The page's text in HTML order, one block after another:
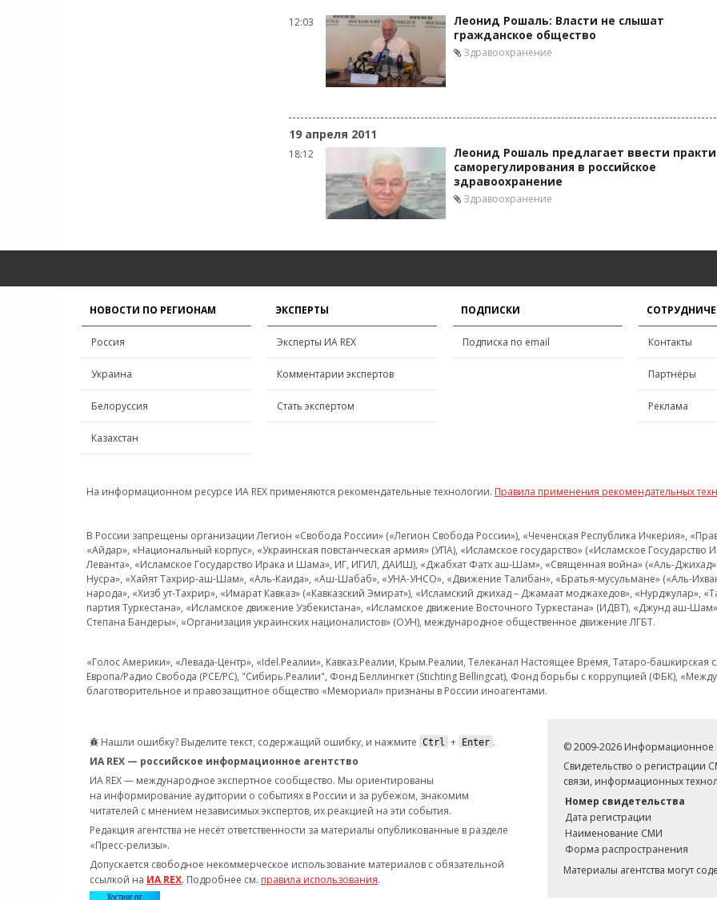
12:03
Леонид Рошаль: Власти не слышат
гражданское общество
Здравоохранение
19 апреля 2011
18:12
Леонид Рошаль предлагает ввести
саморегулирования в российское
здравоохранение
Здравоохранение
НОВОСТИ ПО РЕГИОНАМ
Россия
Украина
Белоруссия
Казахстан
ЭКСПЕРТЫ
Эксперты ИА REX
Комментарии экспертов
Стать экспертом
ПОДПИСКИ
Подписка по email Контакты
Партнёры
Реклама
На информационном ресурсе ИА REX применяются рекомендательные технологии. Правила применения рекомендательных
В России запрещены организации Легион «Свобода России» («Легион Свобода России»), «Чеченская Республика Ичкерия»,
«Айдар», «Национальный корпус», «Украинская повстанческая армия» (УПА), «Исламское государство» («Исламское
Леванта», «Исламское Государство Ирака и Шама», ИГ, ИГИЛ, ДАИШ), «Джабхат Фатх аш-Шам», «Священная война» («Аль-Джихад»
Нусра», «Хайят Тахрир-аш-Шам», «Аль-Каида», «Аш-Шабаб», «УНА-УНСО», «Движение Талибан», «Братья-мусульмане» («Аль-
народа», «Хизб ут-Тахрир», «Имарат Кавказ» («Кавказский Эмират»), «Исламский джихад – Джамаат моджахедов», «Нурджулар»,
партия Туркестана», «Исламское движение Узбекистана», «Исламское движение Восточного Туркестана» (ИДВТ), «Джунд аш-
Степана Бандеры», «Организация украинских националистов» (ОУН), международное общественное движение ЛГБТ.
«Голос Америки», «Левада-Центр», «Idel.Реалии», Кавказ.Реалии, Крым.Реалии, Телеканал Настоящее Время, Татаро-
Европа/Радио Свобода (PCE/PC), "Сибирь.Реалии", Фонд Беллингкет (Stichting Bellingcat), Фонд борьбы с коррупцией (ФБК),
благотворительное и правозащитное общество «Мемориал» признаны в России иноагентами.
Нашли ошибку? Выделите текст, содержащий ошибку, и нажмите Ctrl + Enter .
ИА REX — российское информационное агентство
ИА REX — международное экспертное сообщество. Мы ориентированы
на информирование аудитории о событиях в России и за рубежом, знакомим
читателей с мнением независимых экспертов, их реакцией на эти события.
Редакция агентства не несёт ответственности за материалы опубликованные в разделе
«Пресс-релизы».
Допускается свободное некоммерческое использование материалов с обязательной
ссылкой на ИА REX. Подробнее см. правила использования.
© 2009-2026 Информационное
Свидетельство о
связи, информационных
Номер свидетельства
Дата регистрации
Наименование СМИ
Форма распространения
Материалы агентства могут